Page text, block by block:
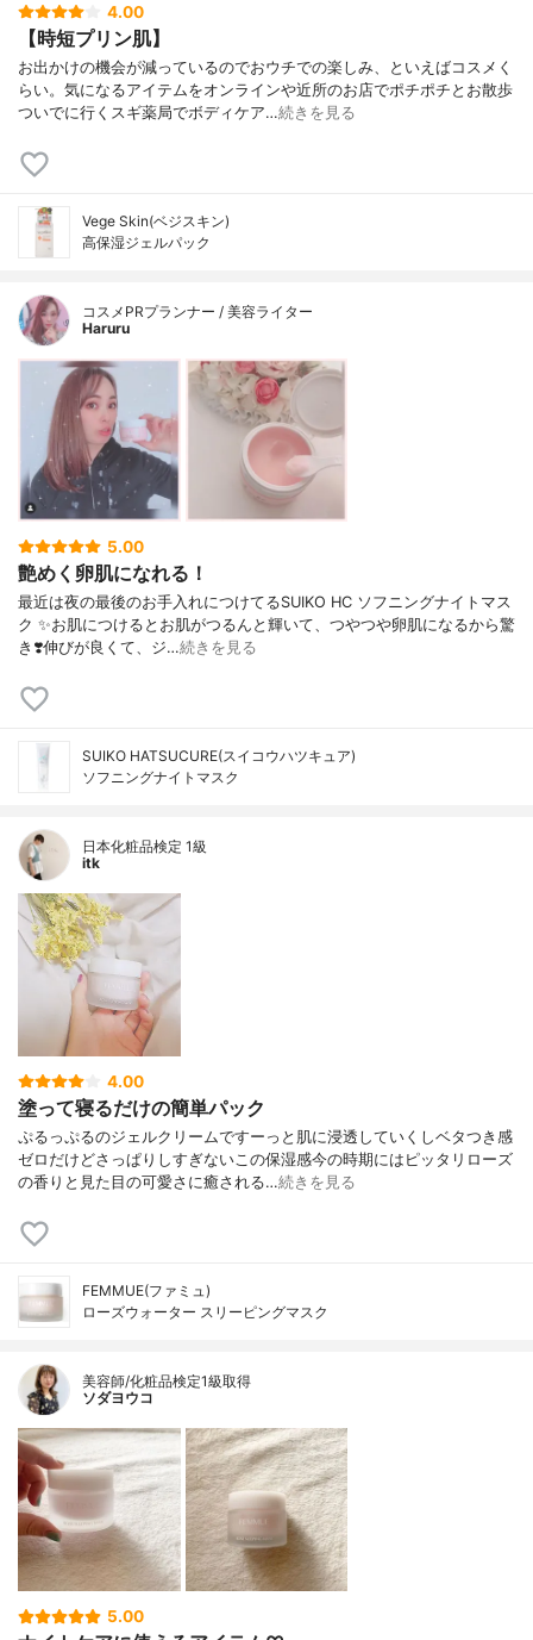
4.00
【時短プリン肌】
お出かけの機会が減っているのでおウチでの楽しみ、といえばコスメく
らい。気になるアイテムをオンラインや近所のお店でポチポチとお散歩
ついでに行くスギ薬局でボディケア…続きを見る
Vege Skin(ベジスキン)
高保湿ジェルパック
コスメPRプランナー / 美容ライター
Haruru
5.00
艶めく卵肌になれる！
最近は夜の最後のお手入れにつけてるSUIKO HC ソフニングナイトマス
ク ✨お肌につけるとお肌がつるんと輝いて、つやつや卵肌になるから驚
き❣️伸びが良くて、ジ…続きを見る
SUIKO HATSUCURE(スイコウハツキュア)
ソフニングナイトマスク
日本化粧品検定 1級
itk
4.00
塗って寝るだけの簡単パック
ぷるっぷるのジェルクリームですーっと肌に浸透していくしベタつき感
ゼロだけどさっぱりしすぎないこの保湿感今の時期にはピッタリローズ
の香りと見た目の可愛さに癒される…続きを見る
FEMMUE(ファミュ)
ローズウォーター スリーピングマスク
美容師/化粧品検定1級取得
ソダヨウコ
5.00